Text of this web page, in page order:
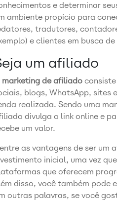
e determinar
ambiente propício para
tradutores,
e clientes em busca
um afiliado
marketing de afiliado
blogs, WhatsApp, sites
realizada. Sendo uma
divulga o link online e
um valor.
as vantagens de ser
inicial, uma vez
que oferecem
disso, você também pode
outras palavras, se você